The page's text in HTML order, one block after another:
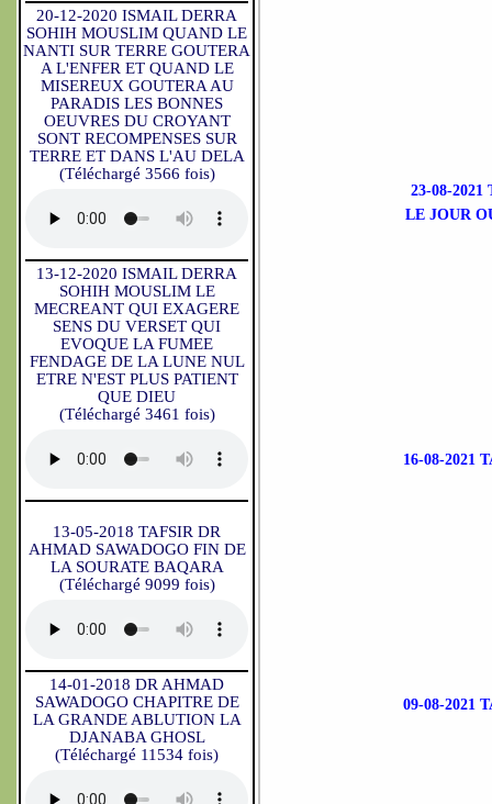
20-12-2020 ISMAIL DERRA
SOHIH MOUSLIM QUAND LE
NANTI SUR TERRE GOUTERA
A L'ENFER ET QUAND LE
MISEREUX GOUTERA AU
PARADIS LES BONNES
OEUVRES DU CROYANT
SONT RECOMPENSES SUR
TERRE ET DANS L'AU DELA
(Téléchargé 3566 fois)
13-12-2020 ISMAIL DERRA
SOHIH MOUSLIM LE
MECREANT QUI EXAGERE
SENS DU VERSET QUI
EVOQUE LA FUMEE
FENDAGE DE LA LUNE NUL
ETRE N'EST PLUS PATIENT
QUE DIEU
(Téléchargé 3461 fois)
13-05-2018 TAFSIR DR
AHMAD SAWADOGO FIN DE
LA SOURATE BAQARA
(Téléchargé 9099 fois)
14-01-2018 DR AHMAD
SAWADOGO CHAPITRE DE
LA GRANDE ABLUTION LA
DJANABA GHOSL
(Téléchargé 11534 fois)
23-08-
LE JOUR
16-08-2021
09-08-2021